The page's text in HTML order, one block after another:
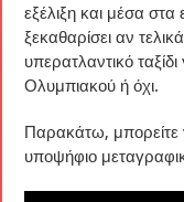
εξέλιξη και μέσα
ξεκαθαρίσει αν
υπερατλαντικό
Ολυμπιακού ή όχι.
Παρακάτω, μπορείτε
υποψήφιο